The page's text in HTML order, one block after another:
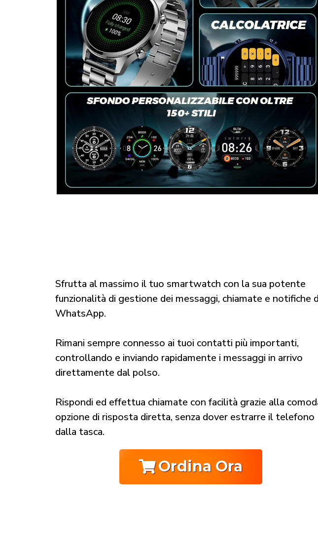
Sfrutta al massimo il tuo smartwatch con la sua potente
funzionalità di gestione dei messaggi, chiamate e notifiche
WhatsApp.
Rimani sempre connesso ai tuoi contatti più importanti,
controllando e inviando rapidamente i messaggi in arrivo
direttamente dal polso.
Rispondi ed effettua chiamate con facilità grazie alla
opzione di risposta diretta, senza dover estrarre il telefono
dalla tasca.
Ordina Ora